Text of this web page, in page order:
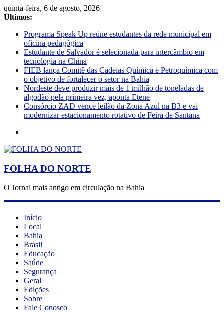
quinta-feira, 6 de agosto, 2026
Últimos:
Programa Speak Up reúne estudantes da rede municipal em
oficina pedagógica
Estudante de Salvador é selecionada para intercâmbio em
tecnologia na China
FIEB lança Comitê das Cadeias Química e Petroquímica com
o objetivo de fortalecer o setor na Bahia
Nordeste deve produzir mais de 1 milhão de toneladas de
algodão pela primeira vez, aponta Etene
Consórcio ZAD vence leilão da Zona Azul na B3 e vai
modernizar estacionamento rotativo de Feira de Santana
FOLHA DO NORTE
O Jornal mais antigo em circulação na Bahia
Início
Local
Bahia
Brasil
Educação
Saúde
Segurança
Geral
Edições
Sobre
Fale Conosco